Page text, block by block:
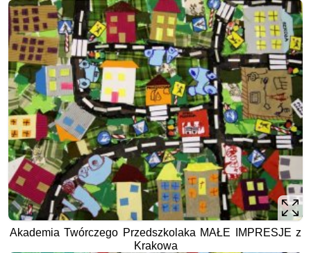
Akademia Twórczego Przedszkolaka MAŁE IMPRESJE z
Krakowa